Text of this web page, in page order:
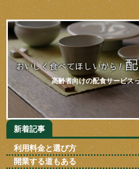
高齢者向けの配食サービス
新着記事
利用料金と選び方
開業する道もある